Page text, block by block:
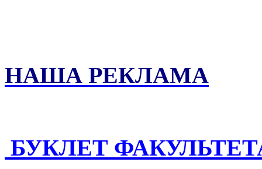
НАША РЕКЛАМА
БУКЛЕТ